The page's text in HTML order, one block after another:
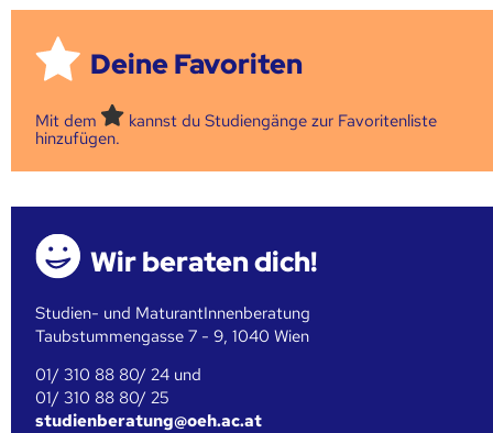
Deine Favoriten
Mit dem
kannst du Studiengänge zur Favoritenliste
hinzufügen.
Wir beraten dich!
Studien- und MaturantInnenberatung
Taubstummengasse 7 - 9, 1040 Wien
01/ 310 88 80/ 24 und
01/ 310 88 80/ 25
studienberatung@oeh.ac.at